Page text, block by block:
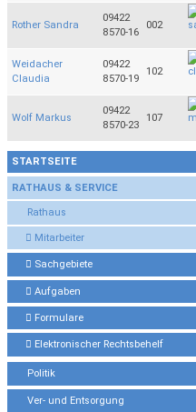
STARTSEITE
RATHAUS & SERVICE
Rathaus
Mitarbeiter
Sachgebiete
Aufgaben
Formulare
Elektronischer Rechtsbehelf
Politik
Ver- und Entsorgung
Rother Sandra
09422
8570-16
002
Weidacher
Claudia
09422
8570-19
102
Wolf Markus
09422
8570-23
107